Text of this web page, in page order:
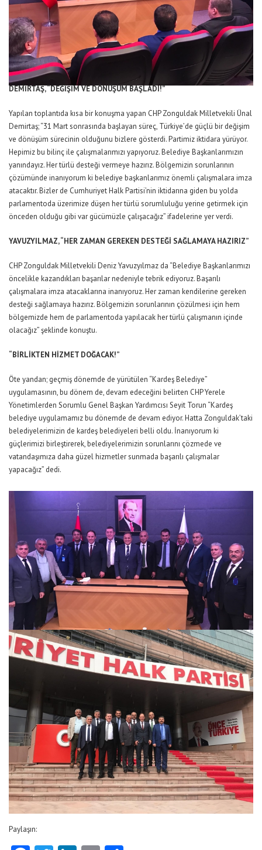
DEMİRTAŞ, “DEĞİŞİM VE DÖNÜŞÜM BAŞLADI!”
Yapılan toplantıda kısa bir konuşma yapan CHP Zonguldak Milletvekili Ünal
Demirtaş; “31 Mart sonrasında başlayan süreç, Türkiye’de güçlü bir değişim
ve dönüşüm sürecinin olduğunu bizlere gösterdi. Partimiz iktidara yürüyor.
Hepimiz bu bilinç ile çalışmalarımızı yapıyoruz. Belediye Başkanlarımızın
yanındayız. Her türlü desteği vermeye hazırız. Bölgemizin sorunlarının
çözümünde inanıyorum ki belediye başkanlarımız önemli çalışmalara imza
atacaktır. Bizler de Cumhuriyet Halk Partisi’nin iktidarına giden bu yolda
parlamentoda üzerimize düşen her türlü sorumluluğu yerine getirmek için
önceden olduğu gibi var gücümüzle çalışacağız” ifadelerine yer verdi.
YAVUZYILMAZ, “HER ZAMAN GEREKEN DESTEĞİ SAĞLAMAYA HAZIRIZ”
CHP Zonguldak Milletvekili Deniz Yavuzyılmaz da “Belediye Başkanlarımızı
öncelikle kazandıkları başarılar nedeniyle tebrik ediyoruz. Başarılı
çalışmalara imza atacaklarına inanıyoruz. Her zaman kendilerine gereken
desteği sağlamaya hazırız. Bölgemizin sorunlarının çözülmesi için hem
bölgemizde hem de parlamentoda yapılacak her türlü çalışmanın içinde
olacağız” şeklinde konuştu.
“BİRLİKTEN HİZMET DOĞACAK!”
Öte yandan; geçmiş dönemde de yürütülen “Kardeş Belediye”
uygulamasının, bu dönem de, devam edeceğini belirten CHP Yerele
Yönetimlerden Sorumlu Genel Başkan Yardımcısı Seyit Torun “Kardeş
belediye uygulamamız bu dönemde de devam ediyor. Hatta Zonguldak’taki
belediyelerimizin de kardeş belediyeleri belli oldu. İnanıyorum ki
güçlerimizi birleştirerek, belediyelerimizin sorunlarını çözmede ve
vatandaşımıza daha güzel hizmetler sunmada başarılı çalışmalar
yapacağız” dedi.
Paylaşın: